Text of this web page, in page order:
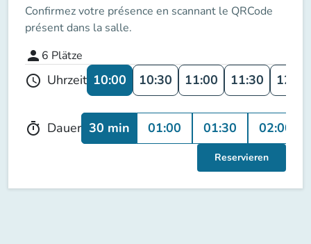
Confirmez votre présence en scannant le QRCode
présent dans la salle.
person 6 Plätze
schedule Uhrzeit 10:00 10:30 11:00 11:30 12:00
timer Dauer 30 min 01:00 01:30 02:00
Reservieren